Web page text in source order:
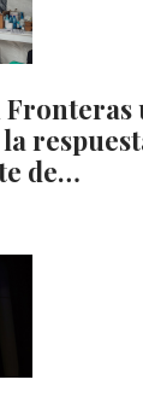
Fronteras
de…